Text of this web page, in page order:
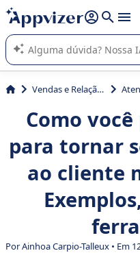
de nossa IA (várias linhas com
A IA do Appvizer o orienta no
SaaS para sua empresa.
Vendas e Relação com Cliente
Como
para tornar
ao cliente
Por Ainhoa Carpio-Talleux • Em